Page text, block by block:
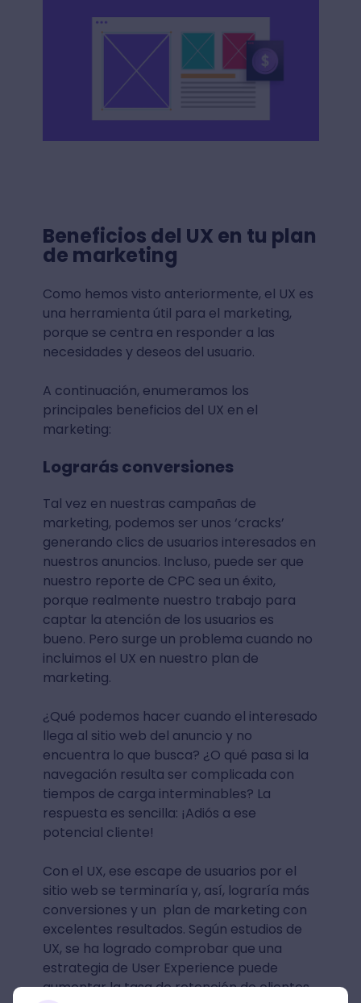
Beneficios del UX en tu plan
de marketing
Como hemos visto anteriormente, el UX es
una herramienta útil para el marketing,
porque se centra en responder a las
necesidades y deseos del usuario.
A continuación, enumeramos los
principales beneficios del UX en el
marketing:
Lograrás conversiones
Tal vez en nuestras campañas de
marketing, podemos ser unos ‘cracks’
generando clics de usuarios interesados en
nuestros anuncios. Incluso, puede ser que
nuestro reporte de CPC sea un éxito,
porque realmente nuestro trabajo para
captar la atención de los usuarios es
bueno. Pero surge un problema cuando no
incluimos el UX en nuestro plan de
marketing.
¿Qué podemos hacer cuando el interesado
llega al sitio web del anuncio y no
encuentra lo que busca? ¿O qué pasa si la
navegación resulta ser complicada con
tiempos de carga interminables? La
respuesta es sencilla: ¡Adiós a ese
potencial cliente!
Con el UX, ese escape de usuarios por el
sitio web se terminaría y, así, lograría más
conversiones y un plan de marketing con
excelentes resultados. Según estudios de
UX, se ha logrado comprobar que una
estrategia de User Experience puede
aumentar la tasa de retención de clientes